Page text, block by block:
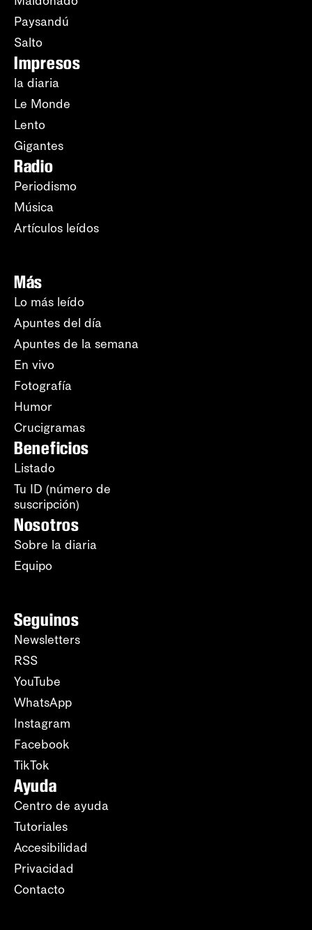
Paysandú
Salto
Impresos
la diaria
Le Monde
Lento
Gigantes
Radio
Periodismo
Música
Artículos leídos
Más
Lo más leído
Apuntes del día
Apuntes de la semana
En vivo
Fotografía
Humor
Crucigramas
Beneficios
Listado
Tu ID (número de
suscripción)
Nosotros
Sobre la diaria
Equipo
Seguinos
Newsletters
RSS
YouTube
WhatsApp
Instagram
Facebook
TikTok
Ayuda
Centro de ayuda
Tutoriales
Accesibilidad
Privacidad
Contacto